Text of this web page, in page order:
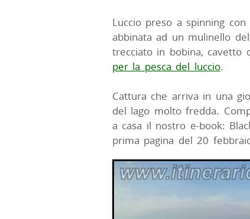
Luccio preso a spinning con
abbinata ad un mulinello
trecciato in bobina, cavetto
per la pesca del luccio.
Cattura che arriva in una
del lago molto fredda.
a casa il nostro e-book:
prima pagina del 20